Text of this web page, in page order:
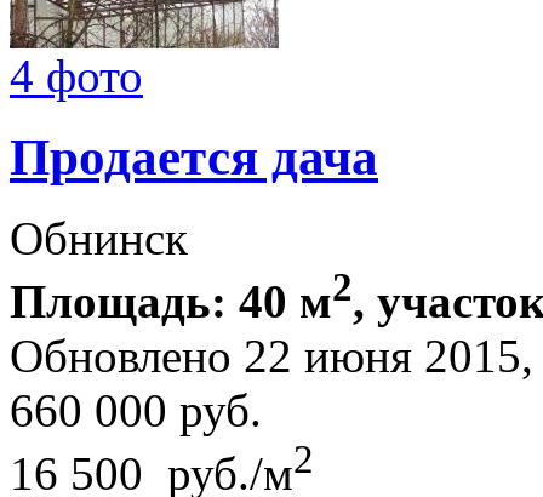
4 фото
Продается дача
Обнинск
Площадь: 40 м2,
Обновлено 22 июня
660 000 руб.
16 500 руб./м2